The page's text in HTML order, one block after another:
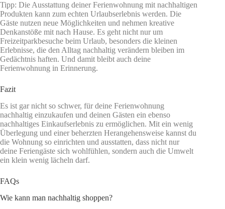
Tipp: Die Ausstattung deiner Ferienwohnung mit nachhaltigen
Produkten kann zum echten Urlaubserlebnis werden. Die
Gäste nutzen neue Möglichkeiten und nehmen kreative
Denkanstöße mit nach Hause. Es geht nicht nur um
Freizeitparkbesuche beim Urlaub, besonders die kleinen
Erlebnisse, die den Alltag nachhaltig verändern bleiben im
Gedächtnis haften. Und damit bleibt auch deine
Ferienwohnung in Erinnerung.
Fazit
Es ist gar nicht so schwer, für deine Ferienwohnung
nachhaltig einzukaufen und deinen Gästen ein ebenso
nachhaltiges Einkaufserlebnis zu ermöglichen. Mit ein wenig
Überlegung und einer beherzten Herangehensweise kannst du
die Wohnung so einrichten und ausstatten, dass nicht nur
deine Feriengäste sich wohlfühlen, sondern auch die Umwelt
ein klein wenig lächeln darf.
FAQs
Wie kann man nachhaltig shoppen?